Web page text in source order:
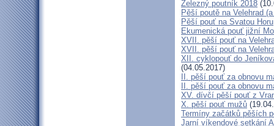
Železný poutník 2018
Pěší poutě na Velehrad
Pěší pouť na Svatou Horu
Ekumenická pouť jižní
XVII. pěší pouť na
XVII. pěší pouť na
XII. cyklopouť do
(04.05.2017)
II. pěší pouť za obnovu
II. pěší pouť za obnovu
XV. dívčí pěší pouť z
X. pěší pouť mužů
Termíny začátků pěších
Jarní víkendové setkání